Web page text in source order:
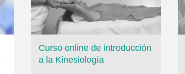
Curso online de introducción
a la Kinesiología